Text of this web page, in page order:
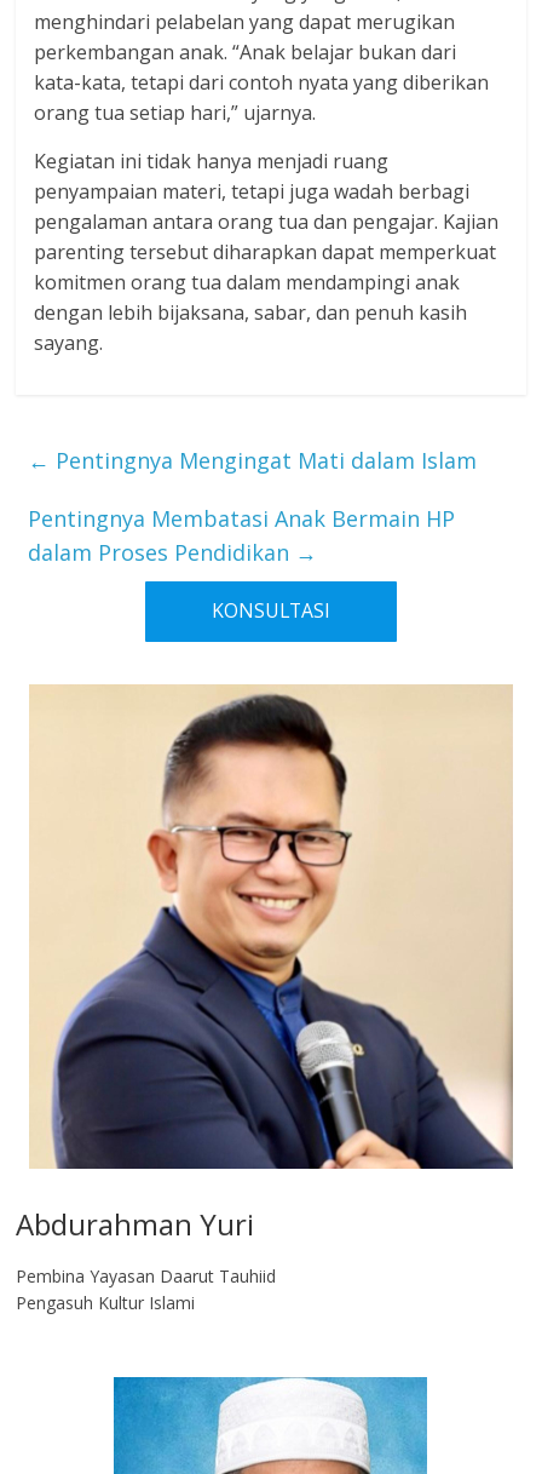
menghindari pelabelan yang dapat merugikan
perkembangan anak. “Anak belajar bukan dari
kata-kata, tetapi dari contoh nyata yang diberikan
orang tua setiap hari,” ujarnya.
Kegiatan ini tidak hanya menjadi ruang
penyampaian materi, tetapi juga wadah berbagi
pengalaman antara orang tua dan pengajar. Kajian
parenting tersebut diharapkan dapat memperkuat
komitmen orang tua dalam mendampingi anak
dengan lebih bijaksana, sabar, dan penuh kasih
sayang.
← Pentingnya Mengingat Mati dalam Islam
Pentingnya Membatasi Anak Bermain HP
dalam Proses Pendidikan →
KONSULTASI
Abdurahman Yuri
Pembina Yayasan Daarut Tauhiid
Pengasuh Kultur Islami